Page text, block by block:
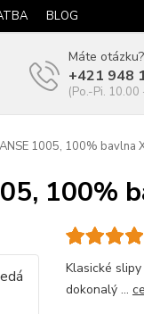
BLOG
Máte
+421 948
(Po.-Pi. 10.00
1005, 100% bavlna
100%
Klasické
dokonalý ...